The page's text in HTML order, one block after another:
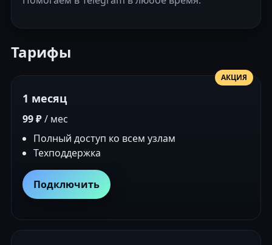
Тарифы
АКЦИЯ
1 месяц
99 ₽/ мес
Полный доступ ко всем узлам
Техподдержка
Подключить